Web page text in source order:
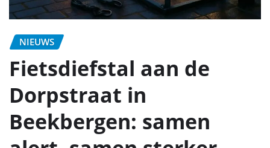
NIEUWS
Fietsdiefstal aan de
Dorpstraat in
Beekbergen: samen